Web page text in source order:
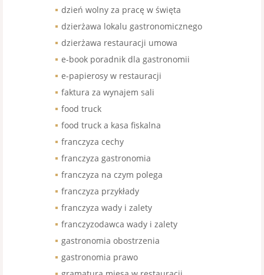
dzień wolny za pracę w święta
dzierżawa lokalu gastronomicznego
dzierżawa restauracji umowa
e-book poradnik dla gastronomii
e-papierosy w restauracji
faktura za wynajem sali
food truck
food truck a kasa fiskalna
franczyza cechy
franczyza gastronomia
franczyza na czym polega
franczyza przykłady
franczyza wady i zalety
franczyzodawca wady i zalety
gastronomia obostrzenia
gastronomia prawo